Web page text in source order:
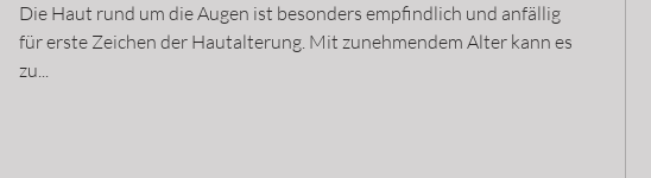
Die Haut rund um die Augen ist besonders empfindlich und anfällig
für erste Zeichen der Hautalterung. Mit zunehmendem Alter kann es
zu...